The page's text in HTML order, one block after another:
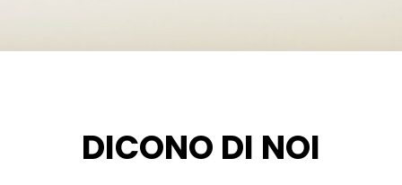
DICONO DI NOI